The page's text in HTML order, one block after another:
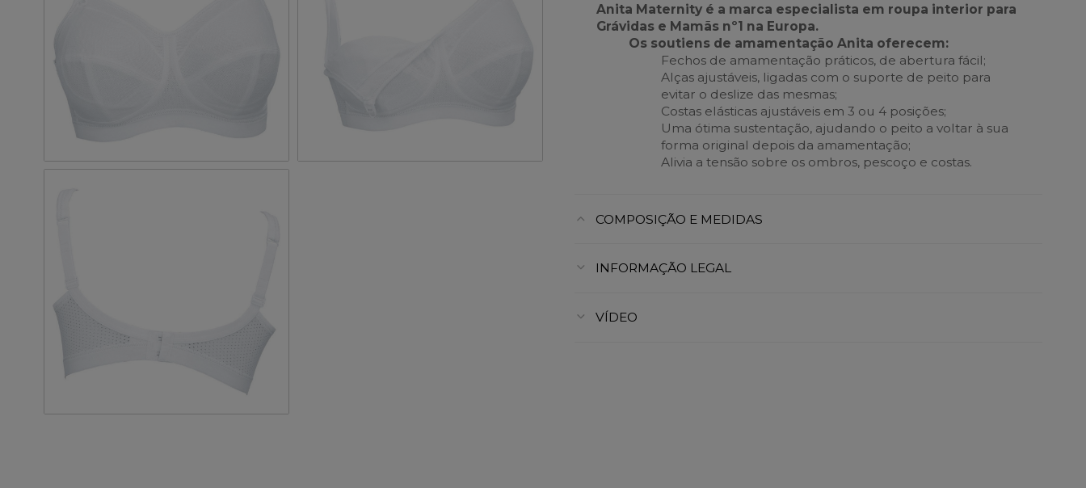
Anita Maternity é a marca especialista em roupa interior para
Grávidas e Mamãs nº1 na Europa.
Os soutiens de amamentação Anita oferecem:
Fechos de amamentação práticos, de abertura fácil;
Alças ajustáveis, ligadas com o suporte de peito para
evitar o deslize das mesmas;
Costas elásticas ajustáveis em 3 ou 4 posições;
Uma ótima sustentação, ajudando o peito a voltar à sua
forma original depois da amamentação;
Alivia a tensão sobre os ombros, pescoço e costas.
COMPOSIÇÃO E MEDIDAS
INFORMAÇÃO LEGAL
VÍDEO